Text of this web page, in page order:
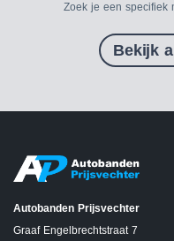
Zoek je een specifiek
Bekijk
Autobanden Prijsvechter
Graaf Engelbrechtstraat 7